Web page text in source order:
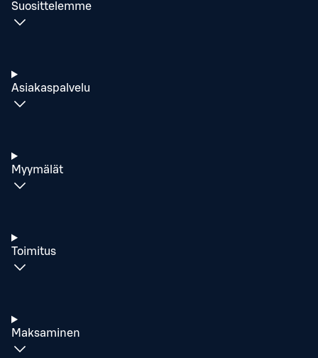
Suosittelemme
Asiakaspalvelu
Myymälät
Toimitus
Maksaminen